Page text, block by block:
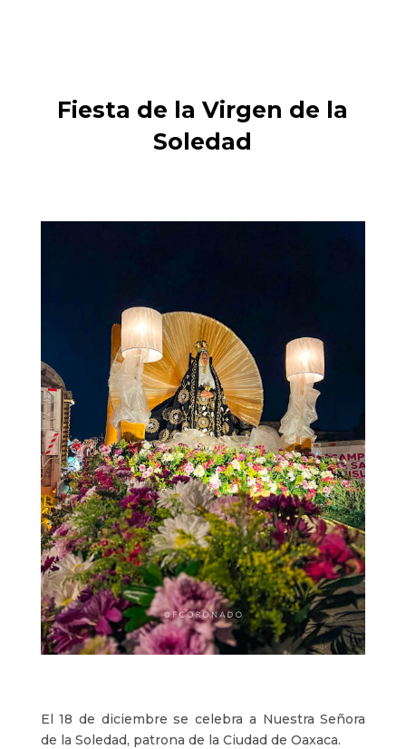
Fiesta de la Virgen de la
Soledad
El 18 de diciembre se celebra a Nuestra Señora
de la Soledad, patrona de la Ciudad de Oaxaca.